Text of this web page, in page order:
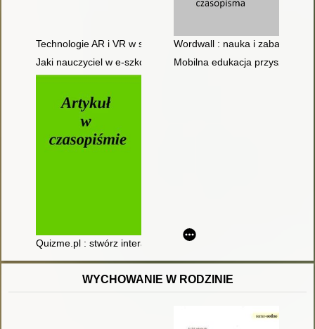
Technologie AR i VR w szkole
Wordwall : nauka i zabawa w
Jaki nauczyciel w e-szkole?
Mobilna edukacja przyszłością
Quizme.pl : stwórz interaktywny test online
WYCHOWANIE W RODZINIE